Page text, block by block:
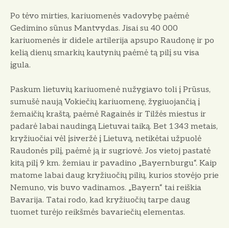
Po tėvo mirties, kariuomenės vadovybę paėmė
Gedimino sūnus Mantvydas. Jisai su 40 000
kariuomenės ir didele artilerija apsupo Raudonę ir po
kelią dienų smarkių kautynių paėmė tą pilį su visa
įgula.
Paskum lietuvių kariuomenė nužygiavo toli į Prūsus,
sumušė naują Vokie­čių kariuomenę, žygiuojančią į
žemaičių kraštą, paėmė Ragainės ir Tilžės miestus ir
padarė labai naudingą Lietuvai taiką. Bet 1343 metais,
kryžiuočiai vėl įsiveržė į Lietuvą, netikėtai užpuolė
Raudonės pilį, paėmė ją ir sugriovė. Jos vietoj pastatė
kitą pilį 9 km. žemiau ir pavadino „Bayernburgu“. Kaip
matome labai daug kryžiuočių pilių, kurios stovėjo prie
Nemuno, vis buvo vadinamos. „Bayern“ tai reiškia
Bavarija. Tatai rodo, kad kryžiuočių tarpe daug
tuomet turėjo reikšmės bavariečių elementas.